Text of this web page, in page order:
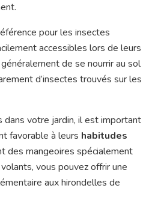
pour les insectes
accessibles lors de leurs
de se nourrir au sol
d’insectes trouvés sur les
votre jardin, il est important
favorable à leurs habitudes
des mangeoires spécialement
vous pouvez offrir une
aux hirondelles de